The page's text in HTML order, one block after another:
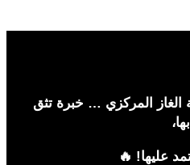
الغاز المركزي … خبرة تثق
بها،
عليها! 🔥